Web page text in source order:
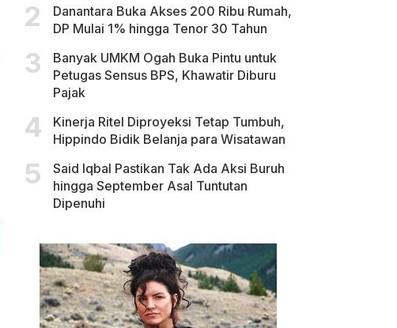
Danantara Buka Akses 200 Ribu Rumah,
DP Mulai 1% hingga Tenor 30 Tahun
Banyak UMKM Ogah Buka Pintu untuk
Petugas Sensus BPS, Khawatir Diburu
Pajak
Kinerja Ritel Diproyeksi Tetap Tumbuh,
Hippindo Bidik Belanja para Wisatawan
Said Iqbal Pastikan Tak Ada Aksi Buruh
hingga September Asal Tuntutan
Dipenuhi